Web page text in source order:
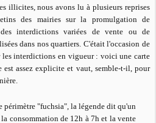
illicites, nous avons lu à plusieurs reprises
des mairies sur la promulgation de
interdictions variées de vente ou de
dans nos quartiers. C'était l'occasion de
interdictions en vigueur : voici une carte
est assez explicite et vaut, semble-t-il, pour
périmètre "fuchsia", la légende dit qu'un
consommation de 12h à 7h et la vente